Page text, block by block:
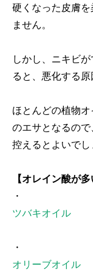
硬くなった皮膚
ません。
しかし、ニキビ
ると、悪化する原
ほとんどの植物
のエサとなるの
控えるとよいでし
【オレイン酸が多
・
ツバキオイル
・
オリーブオイル